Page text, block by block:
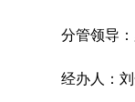
分管领
经办人